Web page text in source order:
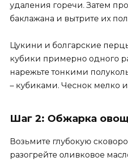
удаления горечи. Затем
баклажана и вытрите их
Цукини и болгарские
кубики примерно одного
нарежьте тонкими
– кубиками. Чеснок мелко
Шаг 2: Обжарка
Возьмите глубокую
разогрейте оливковое